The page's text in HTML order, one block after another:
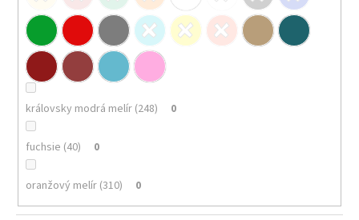
královsky modrá melír (248) 0
fuchsie (40) 0
oranžový melír (310) 0